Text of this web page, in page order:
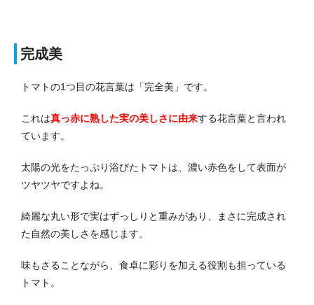
完成美
トマトの1つ目の花言葉は「完全美」です。
これは真っ赤に熟した実の美しさに由来する花言葉と言われ
ています。
太陽の光をたっぷり浴びたトマトは、濃い赤色をして表面が
ツヤツヤですよね。
綺麗な丸い形で実はずっしりと重みがあり、まさに完成され
た自然の美しさを感じます。
味もさることながら、食卓に彩りを加える役割も担っている
トマト。